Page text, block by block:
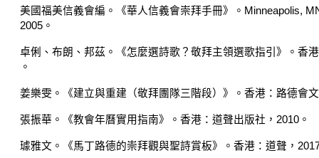
美國福美信義會編 。 《華人信義會崇拜手冊》。 Minneapolis,
2005 。
卓俐、布朗、邦茲。《怎麼選詩歌 ？ 敬拜主領選歌指引》。香港
。
姜樂雯。《建立與重建 （敬拜團隊三階段） 》。香港 ： 路德會
張振華 。 《教會年曆實用指南》 。 香港：道聲出版社， 2010 。
璩雅文。《馬丁路德的崇拜觀與聖詩賞板》。香港 ： 道聲 ，